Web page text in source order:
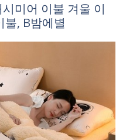
미어 이불 겨울 이
불, B밤에별